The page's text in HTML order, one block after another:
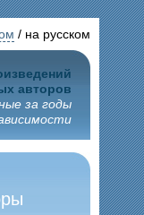
/ на русском
авторов
за годы